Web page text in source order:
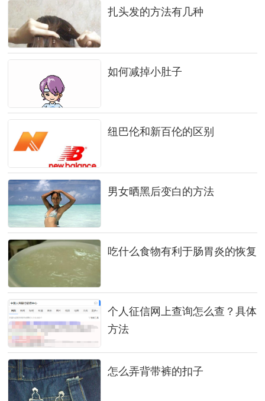
扎头发的方法有几种
如何减掉小肚子
纽巴伦和新百伦的区别
男女晒黑后变白的方法
吃什么食物有利于肠胃炎的恢复
个人征信网上查询怎么查？具体
方法
怎么弄背带裤的扣子